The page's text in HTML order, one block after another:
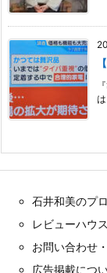
石井和美のプ
レビューハウ
お問い合わせ
広告掲載につ